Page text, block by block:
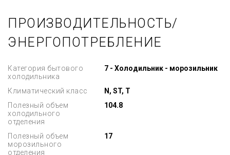
ПРОИЗВОДИТЕЛЬНОСТЬ/
ЭНЕРГОПОТРЕБЛЕНИЕ
Категория бытового
холодильника
7 - Холодильник - морозильник
Климатический класс
N, ST, T
Полезный объем
холодильного
отделения
104.8
Полезный объем
морозильного
отделения
17